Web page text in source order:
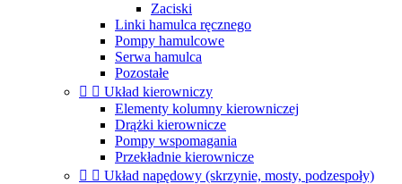
Zaciski
Linki hamulca ręcznego
Pompy hamulcowe
Serwa hamulca
Pozostałe
  Układ kierowniczy
Elementy kolumny kierowniczej
Drążki kierownicze
Pompy wspomagania
Przekładnie kierownicze
  Układ napędowy (skrzynie, mosty, podzespoły)